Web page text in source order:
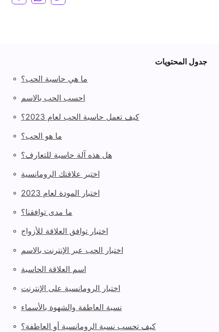
جدول المحتويات
◦ ما هي حاسبة الحب؟
◦ احسب الحب بالاسم
◦ كيف تعمل حاسبة الحب لعام 2023؟
◦ ما هو الحب؟
◦ هل هذه آلة حاسبة للتعارف؟
◦ اختبر علاقتك الرومانسية
◦ اختبار المودة لعام 2023
◦ ما مدى توافقنا؟
◦ اختبار توافق العلاقة للأزواج
◦ اختبار الحب عبر الإنترنت بالاسم
◦ اسم العلاقة الحاسبة
◦ اختبار الرومانسية على الإنترنت
◦ نسبة العاطفة والشهوة بالأسماء
◦ كيف تحسب نسبة الرومانسية أو العاطفة؟